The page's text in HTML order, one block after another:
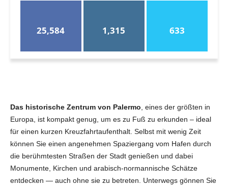
25,584 1,315 633
Das historische Zentrum von Palermo , eines der größten in
Europa, ist kompakt genug, um es zu Fuß zu erkunden – ideal
für einen kurzen Kreuzfahrtaufenthalt. Selbst mit wenig Zeit
können Sie einen angenehmen Spaziergang vom Hafen durch
die berühmtesten Straßen der Stadt genießen und dabei
Monumente, Kirchen und arabisch‑normannische Schätze
entdecken — auch ohne sie zu betreten. Unterwegs gönnen Sie